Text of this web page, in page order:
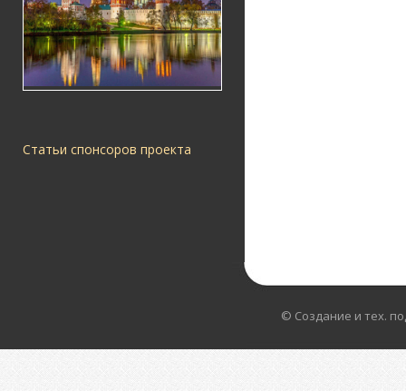
Статьи спонсоров проекта
© Создание и тех.